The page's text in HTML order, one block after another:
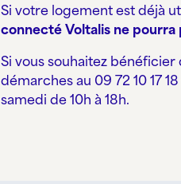
Si votre logement est déjà
connecté Voltalis ne pourra
Si vous souhaitez
démarches au 09 72 10 17
samedi de 10h à 18h.